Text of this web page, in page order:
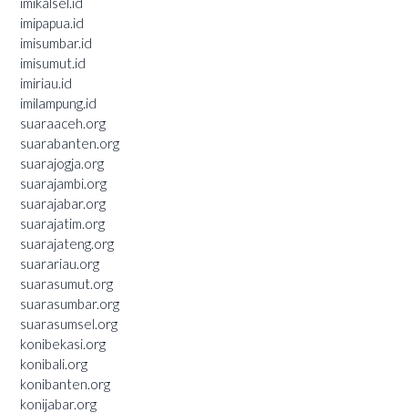
imipapua.id
imisumbar.id
imisumut.id
imiriau.id
imilampung.id
suaraaceh.org
suarabanten.org
suarajogja.org
suarajambi.org
suarajabar.org
suarajatim.org
suarajateng.org
suarariau.org
suarasumut.org
suarasumbar.org
suarasumsel.org
konibekasi.org
konibali.org
konibanten.org
konijabar.org